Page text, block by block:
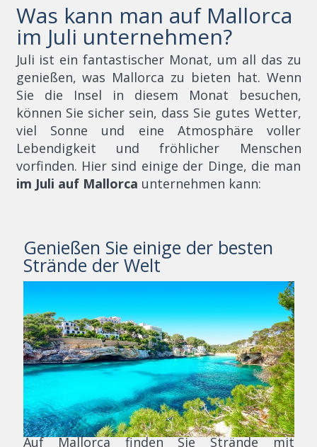
Was kann man auf Mallorca
im Juli unternehmen?
Juli ist ein fantastischer Monat, um all das zu
genießen, was Mallorca zu bieten hat. Wenn
Sie die Insel in diesem Monat besuchen,
können Sie sicher sein, dass Sie gutes Wetter,
viel Sonne und eine Atmosphäre voller
Lebendigkeit und fröhlicher Menschen
vorfinden. Hier sind einige der Dinge, die man
im Juli auf Mallorca unternehmen kann:
Genießen Sie einige der besten
Strände der Welt
Auf Mallorca finden Sie Strände mit